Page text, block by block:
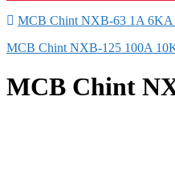
MCB Chint NXB-63 1A 6KA
MCB Chint NXB-125 100A
MCB Chint